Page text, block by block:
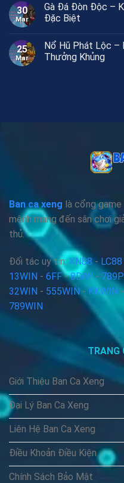
30
Mar
Gà Đá Đòn Độc –
Đặc Biệt
25
Mar
Nổ Hũ Phát Lộc –
Thưởng Khủng
Ban ca xeng là cổng
mệnh mang đến sân chơi
thủ.
Đối tác uy tín:XN88-LC88
13WIN - 6FF-8DAY- 789P
32WIN - 555WIN-KKWIN
789WIN
TRANG
Giới Thiệu Ban Ca Xeng
Đại Lý Ban Ca Xeng
Liên Hệ Ban Ca Xeng
Điều Khoản Điều Kiện
Chính Sách Bảo Mật